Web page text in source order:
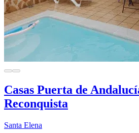
Casas Puerta de
Reconquista
Santa Elena